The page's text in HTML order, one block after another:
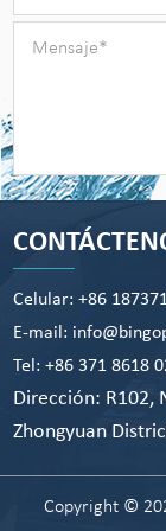
Celular: +86
E-mail:
Tel: +86 371 8618
Dirección: R102,
Zhongyuan
Copyright ©